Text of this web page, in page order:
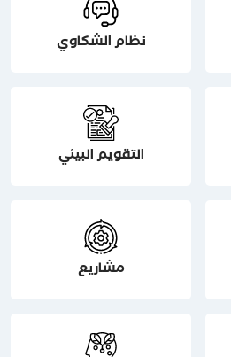
نظام الشكاوي
التقويم البيئي
مشاريع